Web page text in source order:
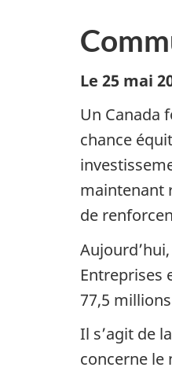
Le 25 mai
Un Canada
chance
maintenant
de
Entreprises
77,5
Il s’agit de
concerne le